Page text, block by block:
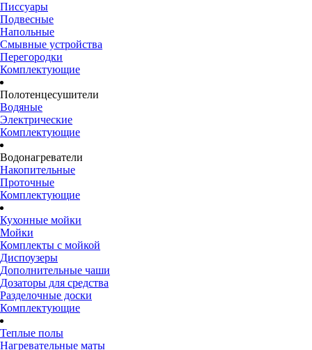
Писсуары
Подвесные
Напольные
Смывные устройства
Перегородки
Комплектующие
Полотенцесушители
Водяные
Электрические
Комплектующие
Водонагреватели
Накопительные
Проточные
Комплектующие
Кухонные мойки
Мойки
Комплекты с мойкой
Диспоузеры
Дополнительные чаши
Дозаторы для средства
Разделочные доски
Комплектующие
Теплые полы
Нагревательные маты